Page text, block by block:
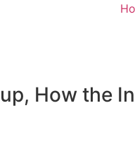
How the